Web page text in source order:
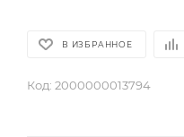
В ИЗБРАННОЕ
Код: 2000000013794